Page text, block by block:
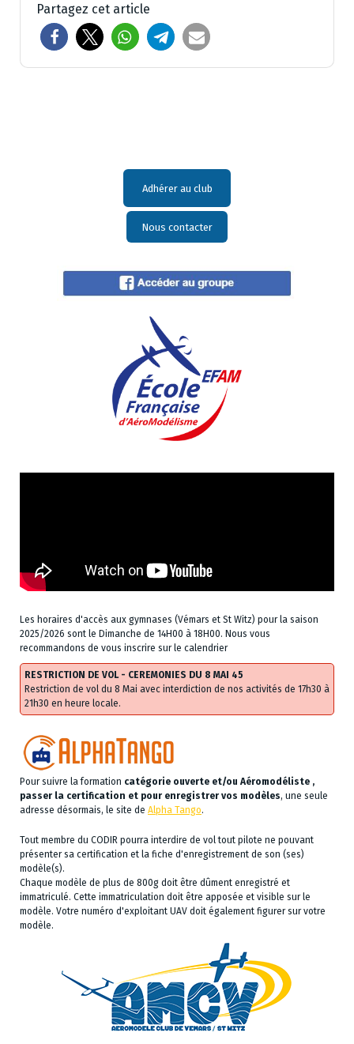
Partagez cet article
Adhérer au club
Nous contacter
Les horaires d'accès aux gymnases (Vémars et St Witz) pour la saison
2025/2026 sont le Dimanche de 14H00 à 18H00. Nous vous
recommandons de vous inscrire sur le calendrier
RESTRICTION DE VOL - CEREMONIES DU 8 MAI 45
Restriction de vol du 8 Mai avec interdiction de nos activités de 17h30 à
21h30 en heure locale.
Pour suivre la formation catégorie ouverte et/ou Aéromodéliste ,
passer la certification et pour enregistrer vos modèles, une seule
adresse désormais, le site de Alpha Tango.
Tout membre du CODIR pourra interdire de vol tout pilote ne pouvant
présenter sa certification et la fiche d'enregistrement de son (ses)
modèle(s).
Chaque modèle de plus de 800g doit être dûment enregistré et
immatriculé. Cette immatriculation doit être apposée et visible sur le
modèle. Votre numéro d'exploitant UAV doit également figurer sur votre
modèle.